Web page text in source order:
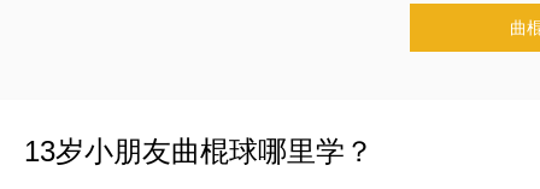
曲
13岁小朋友曲棍球哪里学？